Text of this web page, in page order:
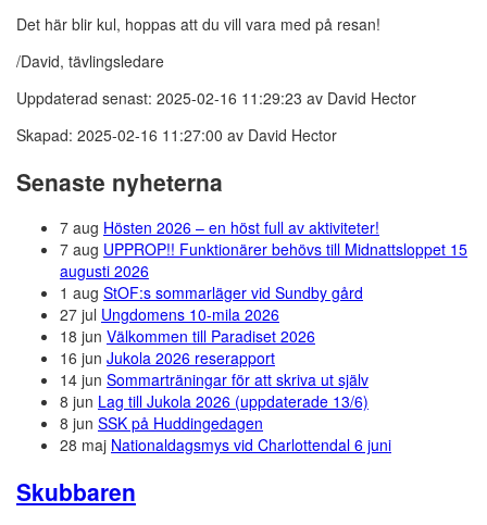
Det här blir kul, hoppas att du vill vara med på resan!
/David, tävlingsledare
Uppdaterad senast: 2025-02-16 11:29:23 av David Hector
Skapad: 2025-02-16 11:27:00 av David Hector
Senaste nyheterna
7 aug Hösten 2026 – en höst full av aktiviteter!
7 aug UPPROP!! Funktionärer behövs till Midnattsloppet 15
augusti 2026
1 aug StOF:s sommarläger vid Sundby gård
27 jul Ungdomens 10-mila 2026
18 jun Välkommen till Paradiset 2026
16 jun Jukola 2026 reserapport
14 jun Sommarträningar för att skriva ut själv
8 jun Lag till Jukola 2026 (uppdaterade 13/6)
8 jun SSK på Huddingedagen
28 maj Nationaldagsmys vid Charlottendal 6 juni
Skubbaren